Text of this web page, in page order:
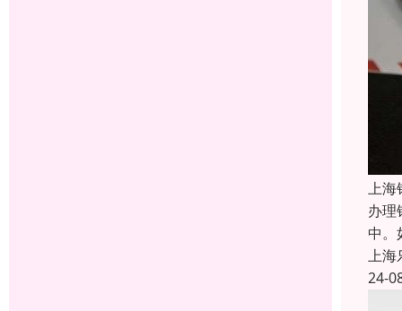
上海
办理
中。
上海
24-